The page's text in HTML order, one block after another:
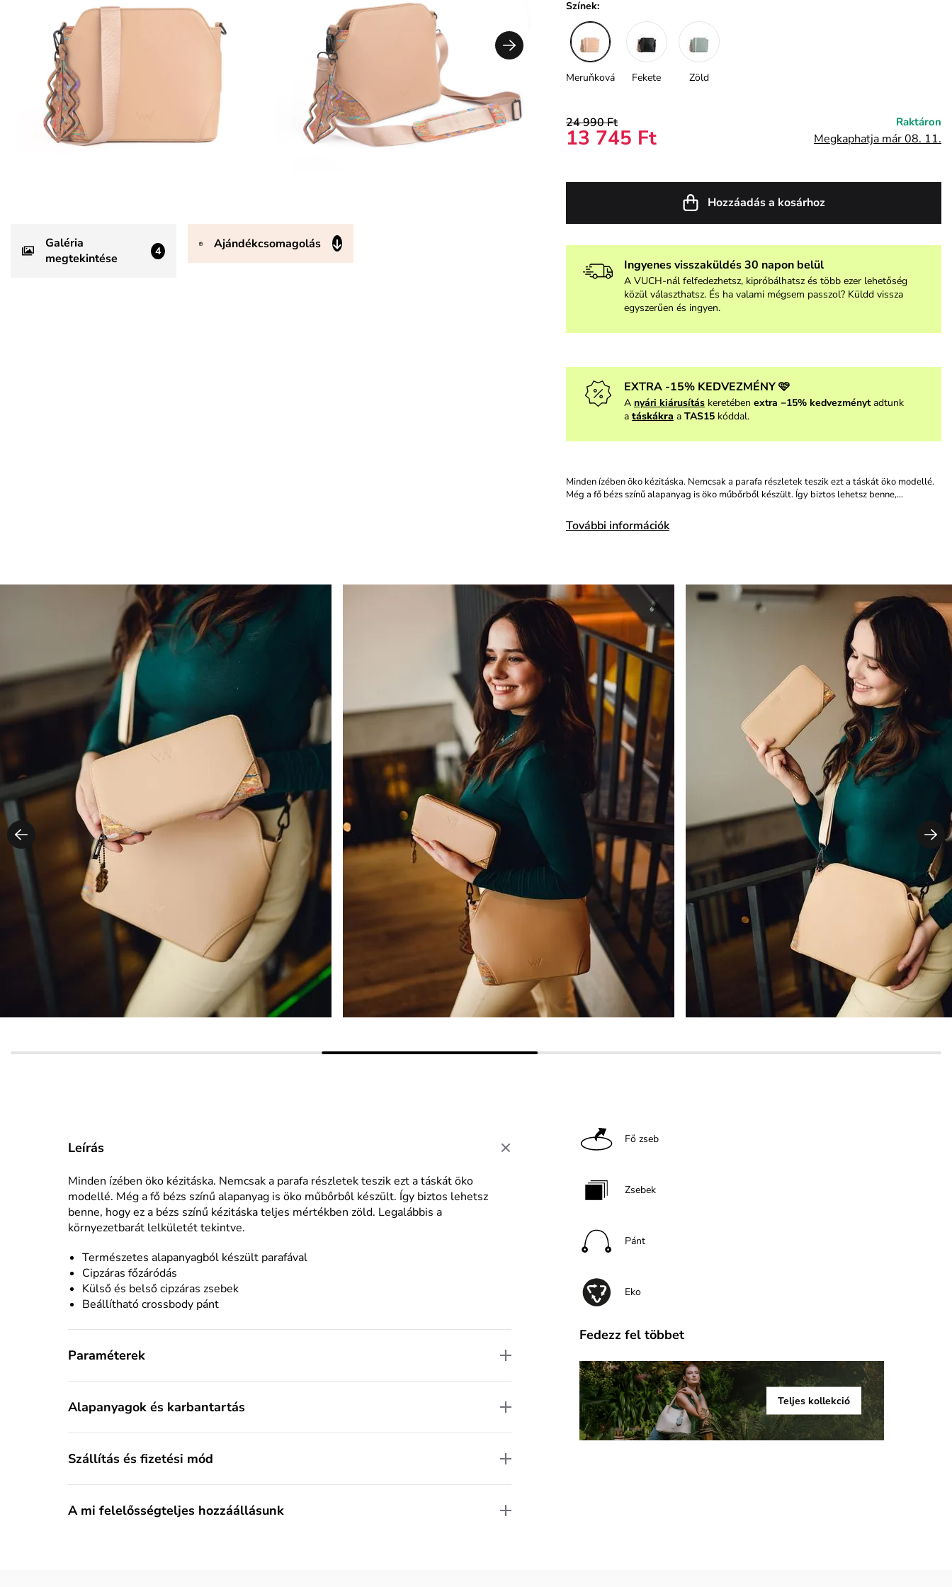
Galéria
megtekintése
4 Ajándékcsomagolás
Színek:
Meruňková Fekete Zöld
24 990 Ft
13 745 Ft
Raktáron
Megkaphatja már 08. 11.
Hozzáadás a kosárhoz
Ingyenes visszaküldés 30 napon belül
A VUCH-nál felfedezhetsz, kipróbálhatsz és több ezer lehetőség
közül választhatsz. És ha valami mégsem passzol? Küldd vissza
egyszerűen és ingyen.
EXTRA -15% KEDVEZMÉNY 🩷
A nyári kiárusítás keretében extra −15% kedvezménytadtunk
a táskákra a TAS15kóddal.
Minden ízében öko kézitáska. Nemcsak a parafa részletek teszik ezt a táskát öko modellé.
Még a fő bézs színű alapanyag is öko műbőrből készült. Így biztos lehetsz benne,…
További információk
Leírás
Minden ízében öko kézitáska. Nemcsak a parafa részletek teszik ezt a táskát öko
modellé. Még a fő bézs színű alapanyag is öko műbőrből készült. Így biztos lehetsz
benne, hogy ez a bézs színű kézitáska teljes mértékben zöld. Legalábbis a
környezetbarát lelkületét tekintve.
Természetes alapanyagból készült parafával
Cipzáras főzáródás
Külső és belső cipzáras zsebek
Beállítható crossbody pánt
Paraméterek
Alapanyagok és karbantartás
Szállítás és fizetési mód
A mi felelősségteljes hozzáállásunk
Fő zseb
Zsebek
Pánt
Eko
Fedezz fel többet
Teljes kollekció